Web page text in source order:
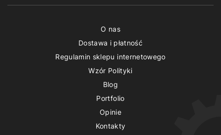
O nas
Dostawa i płatność
Regulamin sklepu internetowego
Wzór Polityki
Blog
Portfolio
Opinie
Kontakty